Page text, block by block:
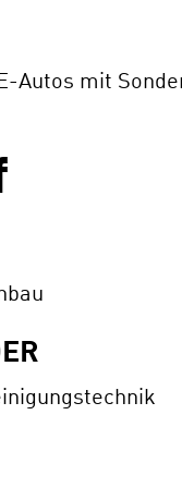
Autos mit